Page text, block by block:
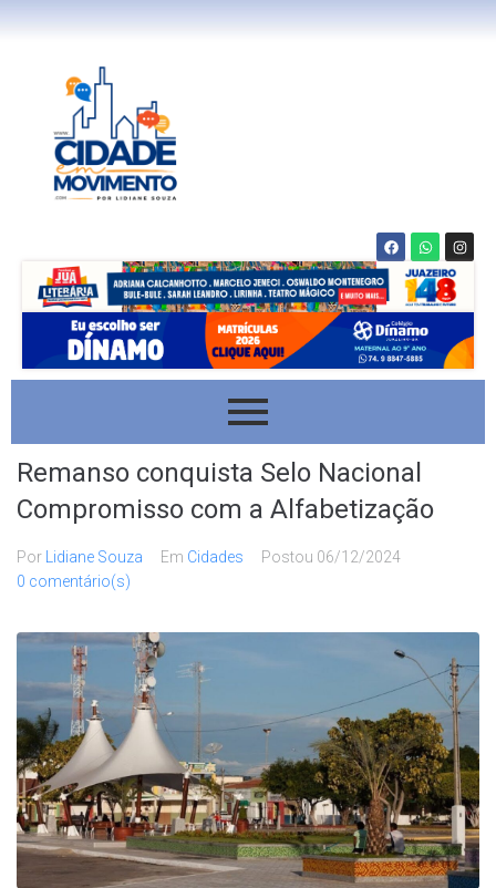
Remanso conquista Selo Nacional
Compromisso com a Alfabetização
Por Lidiane Souza Em Cidades Postou 06/12/2024
0 comentário(s)